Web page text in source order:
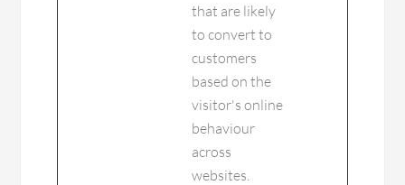
that are likely
to convert to
customers
based on the
visitor's online
behaviour
across
websites.